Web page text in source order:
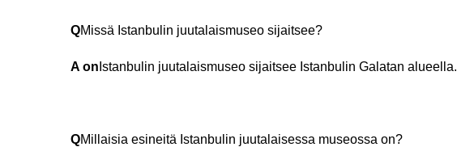
QMissä Istanbulin juutalaismuseo sijaitsee?
A on Istanbulin juutalaismuseo sijaitsee Istanbulin Galatan alueella.
QMillaisia esineitä Istanbulin juutalaisessa museossa on?